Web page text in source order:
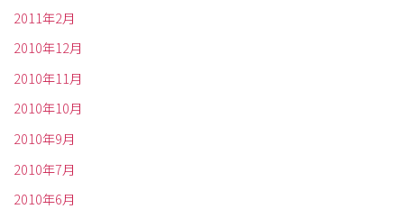
2011年2月
2010年12月
2010年11月
2010年10月
2010年9月
2010年7月
2010年6月